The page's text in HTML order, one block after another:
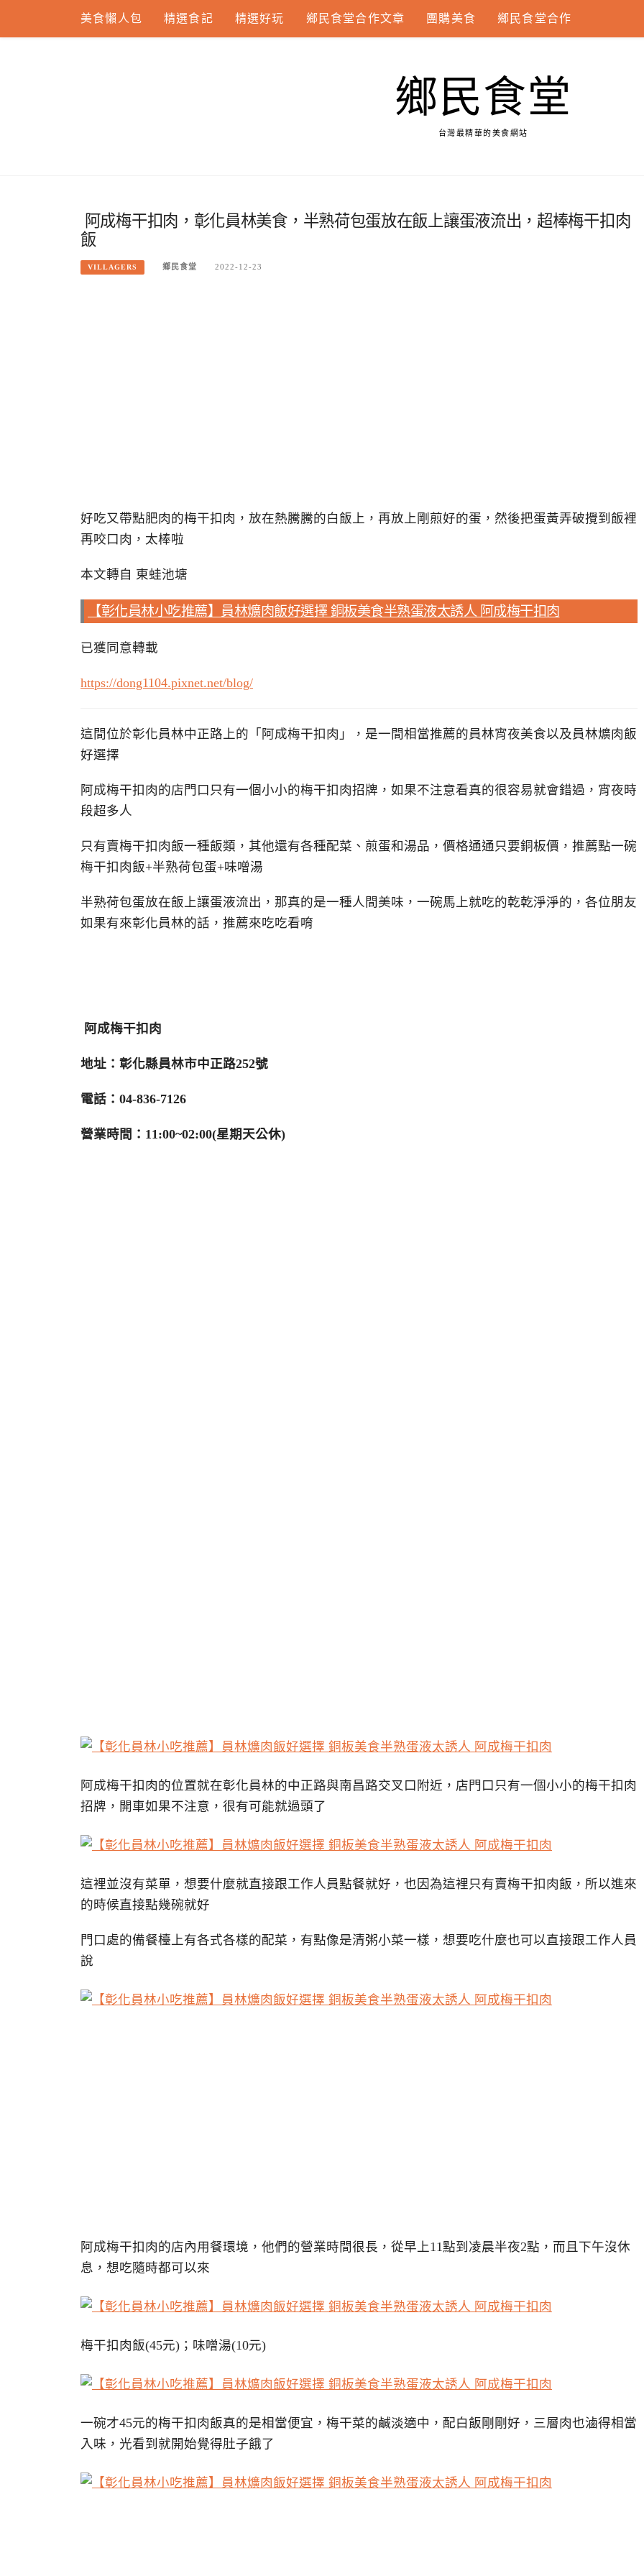
content
美食懶人包 精選食記 精選好玩 鄉民食堂合作文章 團購美食 鄉民食堂合作
鄉民食堂
台灣最精華的美食網站
阿成梅干扣肉，彰化員林美食，半熟荷包蛋放在飯上讓蛋液流出，超棒梅干扣肉
飯
VILLAGERS 鄉民食堂 2022-12-23
好吃又帶點肥肉的梅干扣肉，放在熱騰騰的白飯上，再放上剛煎好的蛋，然後把蛋黃弄破攪到飯裡
再咬口肉，太棒啦
本文轉自 東蛙池塘
【彰化員林小吃推薦】員林爌肉飯好選擇 銅板美食半熟蛋液太誘人 阿成梅干扣肉
已獲同意轉載
https://dong1104.pixnet.net/blog/
這間位於彰化員林中正路上的「阿成梅干扣肉」，是一間相當推薦的員林宵夜美食以及員林爌肉飯
好選擇
阿成梅干扣肉的店門口只有一個小小的梅干扣肉招牌，如果不注意看真的很容易就會錯過，宵夜時
段超多人
只有賣梅干扣肉飯一種飯類，其他還有各種配菜、煎蛋和湯品，價格通通只要銅板價，推薦點一碗
梅干扣肉飯+半熟荷包蛋+味噌湯
半熟荷包蛋放在飯上讓蛋液流出，那真的是一種人間美味，一碗馬上就吃的乾乾淨淨的，各位朋友
如果有來彰化員林的話，推薦來吃吃看唷
阿成梅干扣肉
地址：彰化縣員林市中正路252號
電話：04-836-7126
營業時間：11:00~02:00(星期天公休)
阿成梅干扣肉的位置就在彰化員林的中正路與南昌路交叉口附近，店門口只有一個小小的梅干扣肉
招牌，開車如果不注意，很有可能就過頭了
這裡並沒有菜單，想要什麼就直接跟工作人員點餐就好，也因為這裡只有賣梅干扣肉飯，所以進來
的時候直接點幾碗就好
門口處的備餐檯上有各式各樣的配菜，有點像是清粥小菜一樣，想要吃什麼也可以直接跟工作人員
說
阿成梅干扣肉的店內用餐環境，他們的營業時間很長，從早上11點到凌晨半夜2點，而且下午沒休
息，想吃隨時都可以來
梅干扣肉飯(45元)；味噌湯(10元)
一碗才45元的梅干扣肉飯真的是相當便宜，梅干菜的鹹淡適中，配白飯剛剛好，三層肉也滷得相當
入味，光看到就開始覺得肚子餓了